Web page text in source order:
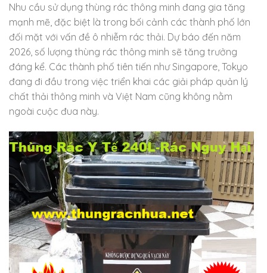
Nhu cầu sử dụng thùng rác thông minh đang gia tăng
mạnh mẽ, đặc biệt là trong bối cảnh các thành phố lớn
đối mặt với vấn đề ô nhiễm rác thải. Dự báo đến năm
2026, số lượng thùng rác thông minh sẽ tăng trưởng
đáng kể. Các thành phố tiên tiến như Singapore, Tokyo
đang đi đầu trong việc triển khai các giải pháp quản lý
chất thải thông minh và Việt Nam cũng không nằm
ngoài cuộc đua này.